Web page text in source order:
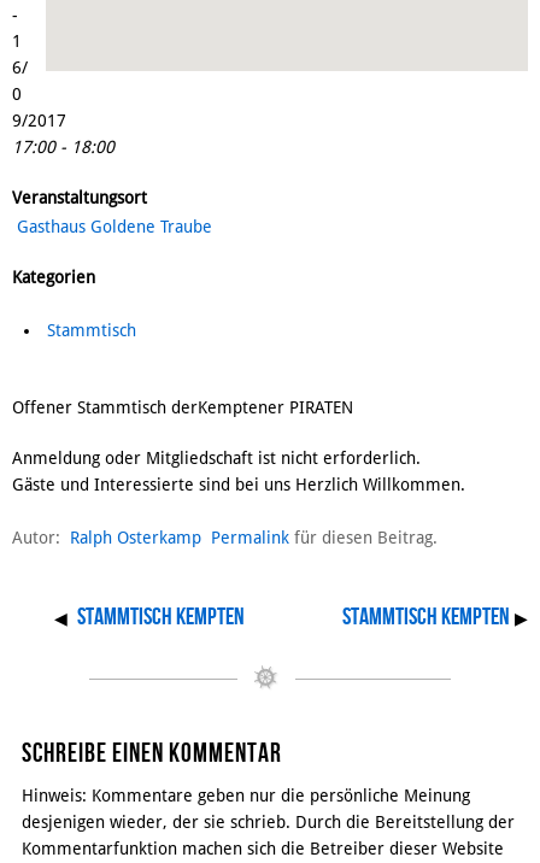
-
1
6/
0
9/2017
17:00 - 18:00
Veranstaltungsort
Gasthaus Goldene Traube
Kategorien
Stammtisch
Offener Stammtisch derKemptener PIRATEN
Anmeldung oder Mitgliedschaft ist nicht erforderlich.
Gäste und Interessierte sind bei uns Herzlich Willkommen.
Autor: Ralph Osterkamp Permalink für diesen Beitrag.
◀ Stammtisch Kempten Stammtisch Kempten ▶
Schreibe einen Kommentar
Hinweis: Kommentare geben nur die persönliche Meinung
desjenigen wieder, der sie schrieb. Durch die Bereitstellung der
Kommentarfunktion machen sich die Betreiber dieser Website